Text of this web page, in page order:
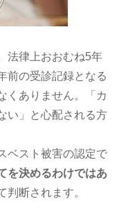
法律上おおむね5年
前の受診記録となる
くありません。「カ
い」と心配される方
ベスト被害の認定で
を決めるわけではあ
判断されます。